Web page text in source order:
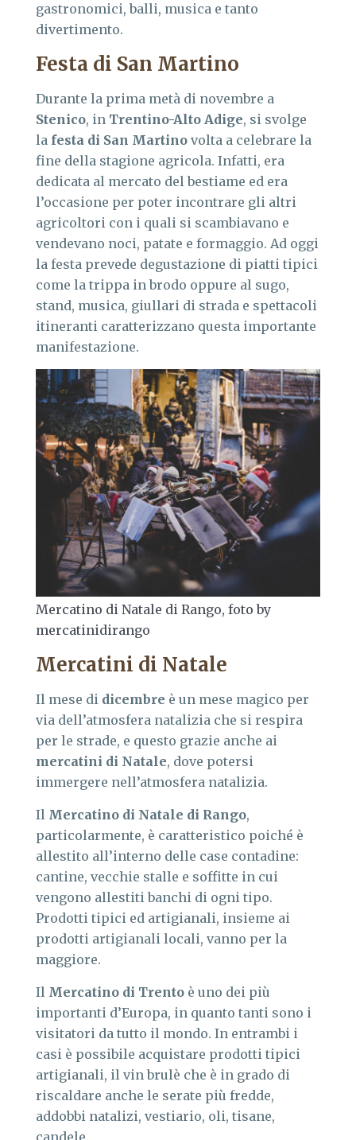
gastronomici, balli, musica e tanto
divertimento.
Festa di San Martino
Durante la prima metà di novembre a
Stenico, in Trentino-Alto Adige, si svolge
la festa di San Martino volta a celebrare la
fine della stagione agricola. Infatti, era
dedicata al mercato del bestiame ed era
l’occasione per poter incontrare gli altri
agricoltori con i quali si scambiavano e
vendevano noci, patate e formaggio. Ad oggi
la festa prevede degustazione di piatti tipici
come la trippa in brodo oppure al sugo,
stand, musica, giullari di strada e spettacoli
itineranti caratterizzano questa importante
manifestazione.
Mercatino di Natale di Rango, foto by
mercatinidirango
Mercatini di Natale
Il mese di dicembre è un mese magico per
via dell’atmosfera natalizia che si respira
per le strade, e questo grazie anche ai
mercatini di Natale, dove potersi
immergere nell’atmosfera natalizia.
Il Mercatino di Natale di Rango,
particolarmente, è caratteristico poiché è
allestito all’interno delle case contadine:
cantine, vecchie stalle e soffitte in cui
vengono allestiti banchi di ogni tipo.
Prodotti tipici ed artigianali, insieme ai
prodotti artigianali locali, vanno per la
maggiore.
Il Mercatino di Trento è uno dei più
importanti d’Europa, in quanto tanti sono i
visitatori da tutto il mondo. In entrambi i
casi è possibile acquistare prodotti tipici
artigianali, il vin brulè che è in grado di
riscaldare anche le serate più fredde,
addobbi natalizi, vestiario, oli, tisane,